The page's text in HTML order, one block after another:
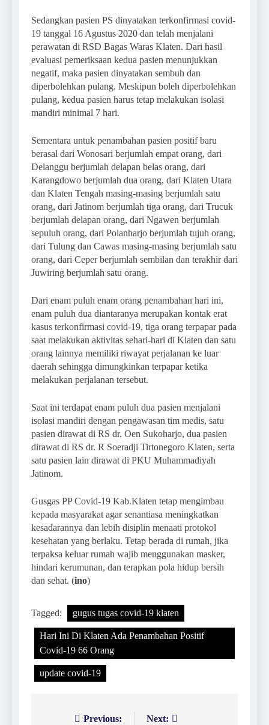
Sedangkan pasien PS dinyatakan terkonfirmasi covid-
19 tanggal 16 Agustus 2020 dan telah menjalani
perawatan di RSD Bagas Waras Klaten. Dari hasil
evaluasi pemeriksaan kedua pasien menunjukkan
negatif, maka pasien dinyatakan sembuh dan
diperbolehkan pulang. Meskipun boleh diperbolehkan
pulang, kedua pasien harus tetap melakukan isolasi
mandiri minimal 7 hari.
Sementara untuk penambahan pasien positif baru
berasal dari Wonosari berjumlah empat orang, dari
Delanggu berjumlah delapan belas orang, dari
Karangdowo berjumlah dua orang, dari Klaten Utara
dan Klaten Tengah masing-masing berjumlah satu
orang, dari Jatinom berjumlah tiga orang, dari Trucuk
berjumlah delapan orang, dari Ngawen berjumlah
sepuluh orang, dari Polanharjo berjumlah tujuh orang,
dari Tulung dan Cawas masing-masing berjumlah satu
orang, dari Ceper berjumlah sembilan dan terakhir dari
Juwiring berjumlah satu orang.
Dari enam puluh enam orang penambahan hari ini,
enam puluh dua diantaranya merupakan kontak erat
kasus terkonfirmasi covid-19, tiga orang terpapar pada
saat melakukan aktivitas sehari-hari di Klaten dan satu
orang lainnya memiliki riwayat perjalanan ke luar
daerah sehingga dimungkinkan terpapar ketika
melakukan perjalanan tersebut.
Saat ini terdapat enam puluh dua pasien menjalani
isolasi mandiri dengan pengawasan tim medis, satu
pasien dirawat di RS dr. Oen Sukoharjo, dua pasien
dirawat di RS dr. R Soeradji Tirtonegoro Klaten, serta
satu pasien lain dirawat di PKU Muhammadiyah
Jatinom.
Gusgas PP Covid-19 Kab.Klaten tetap mengimbau
kepada masyarakat agar senantiasa meningkatkan
kesadarannya dan lebih disiplin menaati protokol
kesehatan yang berlaku. Tetap berada di rumah, jika
terpaksa keluar rumah wajib menggunakan masker,
hindari kerumunan, dan terapkan pola hidup bersih
dan sehat. (ino)
Tagged: gugus tugas covid-19 klaten
Hari Ini Di Klaten Ada Penambahan Positif
Covid-19 66 Orang
update covid-19
Previous: Next: